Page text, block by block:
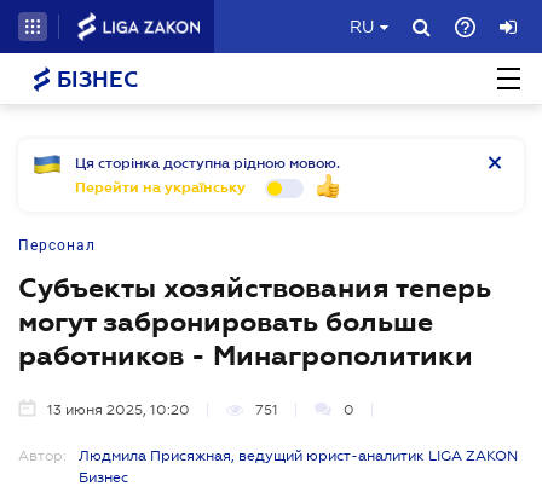
RU
БІЗНЕС
Ця сторінка доступна рідною мовою.
Перейти на українську
Персонал
Субъекты хозяйствования теперь
могут забронировать больше
работников - Минагрополитики
13 июня 2025, 10:20 751 0
Автор:
Людмила Присяжная, ведущий юрист-аналитик LIGA ZAKON
Бизнес